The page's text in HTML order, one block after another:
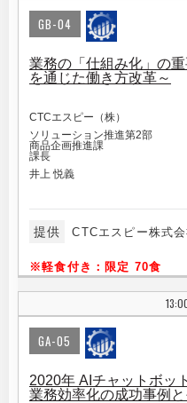
GB-04
業務の「仕組み化」の
を通じた働き方改革～
CTCエスピー（株）
ソリューション推進第2部
商品企画推進課
課長
井上 悦義
提供 CTCエスピー株式会
※軽食付き：限定 70食
GA-05
2020年 AIチャットボッ
業務効率化の成功事例